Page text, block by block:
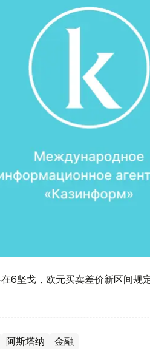
6坚戈，欧元买卖差价新区间规
阿斯塔纳 金融